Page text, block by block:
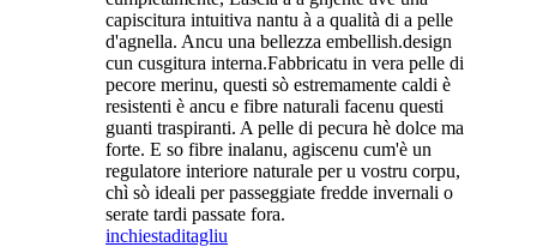
capiscitura intuitiva nantu à a qualità di a pelle
d'agnella. Ancu una bellezza embellish.design
cun cusgitura interna.Fabbricatu in vera pelle di
pecore merinu, questi sò estremamente caldi è
resistenti è ancu e fibre naturali facenu questi
guanti traspiranti. A pelle di pecura hè dolce ma
forte. E so fibre inalanu, agiscenu cum'è un
regulatore interiore naturale per u vostru corpu,
chì sò ideali per passeggiate fredde invernali o
serate tardi passate fora.
inchiestaditagliu